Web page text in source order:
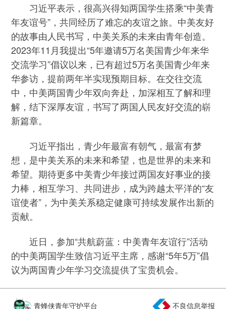
习近平表示，很高兴得知两国学生搭乘“中美青
年友谊号”，共同经历了难忘的友谊之旅。中美友好
的故事由人民书写，中美关系的未来由青年创造。
2023年11月我提出“5年邀请5万名美国青少年来华
交流学习”倡议以来，已有超过5万名美国青少年来
华参访，提前两年半实现预期目标。在交往交流
中，中美两国青少年双向奔赴，加深相互了解和理
解，结下深厚友谊，书写了两国人民友好交流的崭
新篇章。
习近平指出，青少年最富有朝气，最富有梦
想，是中美关系的未来和希望，也是世界的未来和
希望。期待更多中美青少年接过两国友好事业的接
力棒，相互学习、共同进步，成为跨越太平洋的“友
谊使者”，为中美关系稳定健康可持续发展作出新的
贡献。
近日，参加“共航蔚蓝：中美青年友谊行”活动
的中美两国学生致信习近平主席，感谢“5年5万”倡
议为两国青少年学习交流提供了宝贵机会。
青蜂侠青年守护平台 不良信息举报